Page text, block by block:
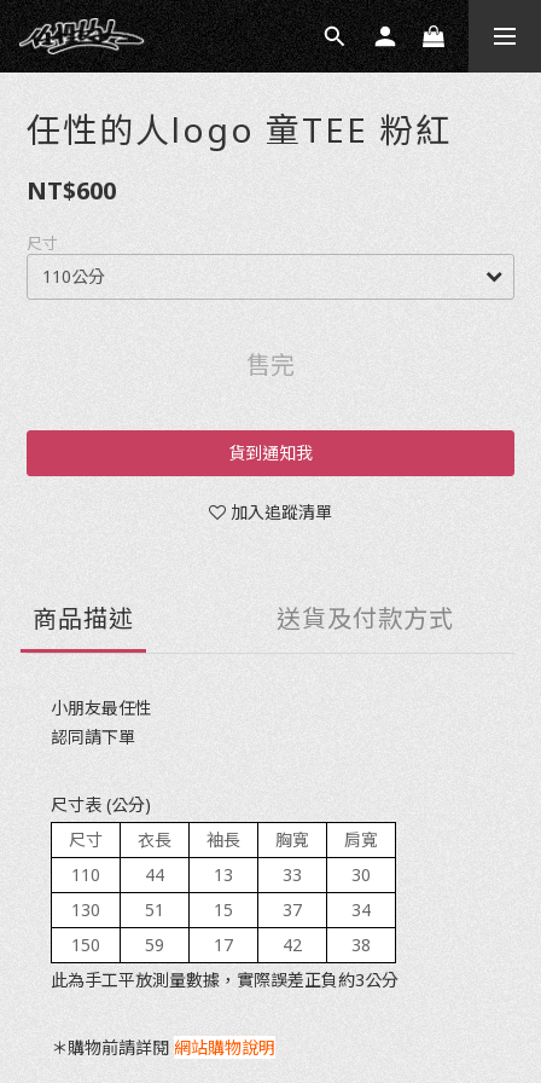
任性的人logo 童TEE 粉紅
NT$600
尺寸
售完
貨到通知我
加入追蹤清單
商品描述 送貨及付款方式
小朋友最任性
認同請下單
尺寸表 (公分)
尺寸
衣長 袖長 胸寬
肩寬
110
44 13 33
30
130
51 15 37
34
150
59 17 42
38
此為手工平放測量數據，實際誤差正負約3公分
＊購物前請詳閱 網站購物說明